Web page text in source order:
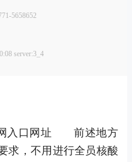
5658652
server:3_4
网入口网址 前述地方
求，不用进行全员核酸